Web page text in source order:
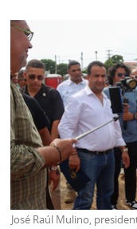
José Raúl Mulino,